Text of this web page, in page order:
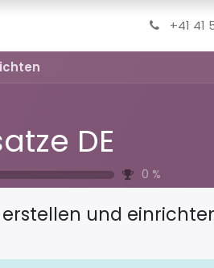
+41 41
DE
0 %
erstellen und